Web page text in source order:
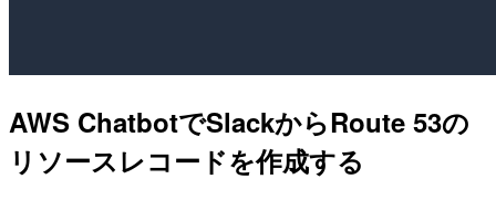
AWS ChatbotでSlackからRoute 53の
リソースレコードを作成する